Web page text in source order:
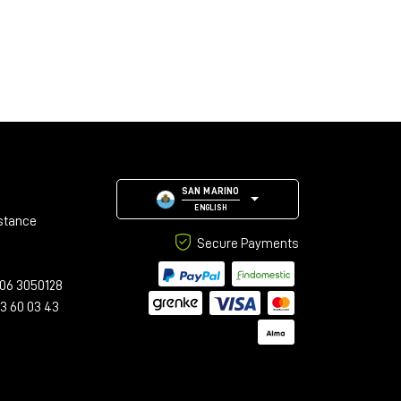
3050128
60 03 43
SAN MARINO
ENGLISH
Secure Payments